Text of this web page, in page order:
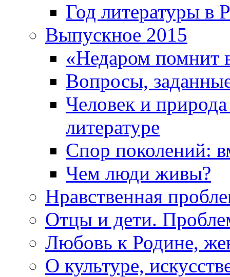
Год литературы в
Выпускное 2015
«Недаром помнит
Вопросы,
Человек и
литературе
Спор поколений:
Чем люди живы?
Нравственная
Отцы и дети.
Любовь к Родине,
О культуре,